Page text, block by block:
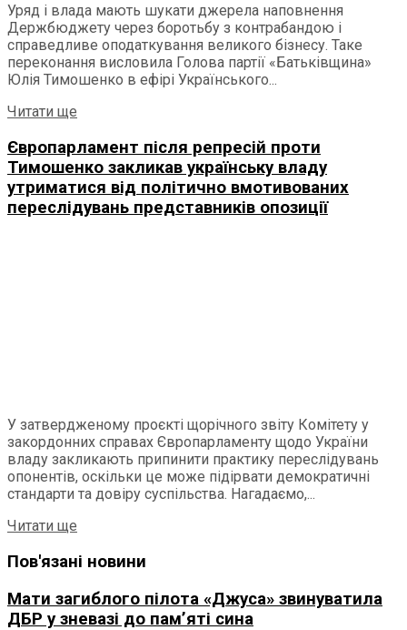
Уряд і влада мають шукати джерела наповнення
Держбюджету через боротьбу з контрабандою і
справедливе оподаткування великого бізнесу. Таке
переконання висловила Голова партії «Батьківщина»
Юлія Тимошенко в ефірі Українського...
Читати ще
Європарламент після репресій проти
Тимошенко закликав українську владу
утриматися від політично вмотивованих
переслідувань представників опозиції
У затвердженому проєкті щорічного звіту Комітету у
закордонних справах Європарламенту щодо України
владу закликають припинити практику переслідувань
опонентів, оскільки це може підірвати демократичні
стандарти та довіру суспільства. Нагадаємо,...
Читати ще
Пов'язані новини
Мати загиблого пілота «Джуса» звинуватила
ДБР у зневазі до пам’яті сина